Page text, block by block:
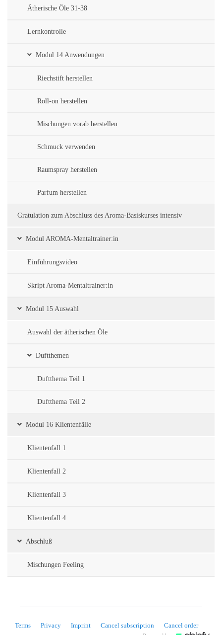
Ätherische Öle 31-38
Lernkontrolle
Modul 14 Anwendungen
Riechstift herstellen
Roll-on herstellen
Mischungen vorab herstellen
Schmuck verwenden
Raumspray herstellen
Parfum herstellen
Gratulation zum Abschluss des Aroma-Basiskurses intensiv
Modul AROMA-Mentaltrainer:in
Einführungsvideo
Skript Aroma-Mentaltrainer:in
Modul 15 Auswahl
Auswahl der ätherischen Öle
Duftthemen
Duftthema Teil 1
Duftthema Teil 2
Modul 16 Klientenfälle
Klientenfall 1
Klientenfall 2
Klientenfall 3
Klientenfall 4
Abschluß
Mischungen Feeling
Terms Privacy Imprint Cancel subscription Cancel order